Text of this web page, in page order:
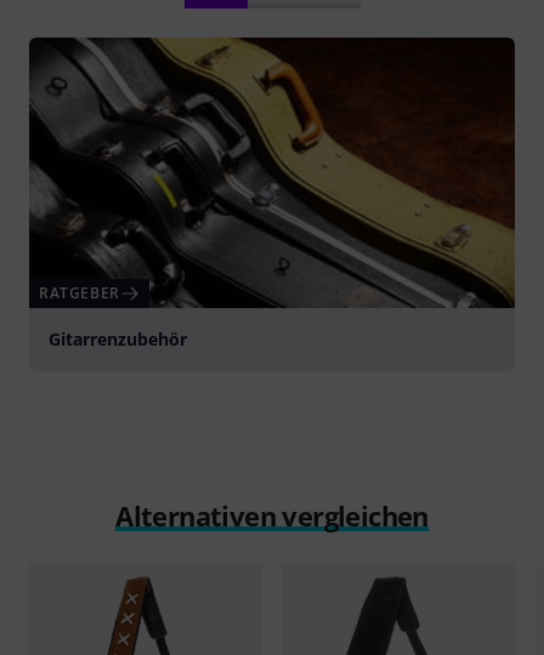
RATGEBER
Gitarrenzubehör
Alternativen vergleichen